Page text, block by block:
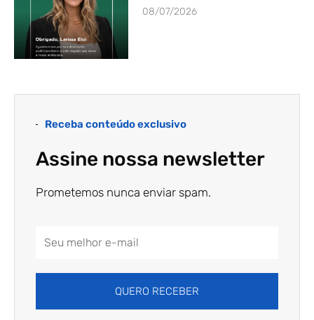
08/07/2026
Receba conteúdo exclusivo
Assine nossa newsletter
Prometemos nunca enviar spam.
QUERO RECEBER